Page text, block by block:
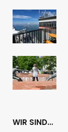
WIR SIND…